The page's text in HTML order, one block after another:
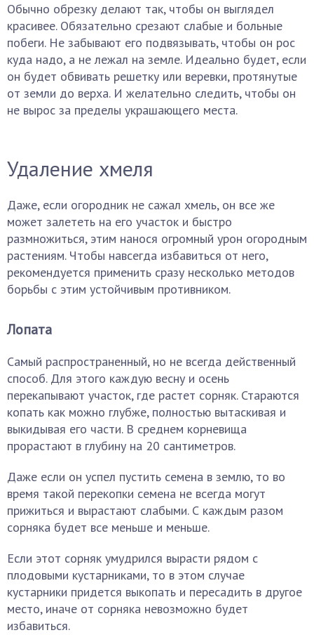
Обычно обрезку делают так, чтобы он выглядел
красивее. Обязательно срезают слабые и больные
побеги. Не забывают его подвязывать, чтобы он рос
куда надо, а не лежал на земле. Идеально будет, если
он будет обвивать решетку или веревки, протянутые
от земли до верха. И желательно следить, чтобы он
не вырос за пределы украшающего места.
Удаление хмеля
Даже, если огородник не сажал хмель, он все же
может залететь на его участок и быстро
размножиться, этим нанося огромный урон огородным
растениям. Чтобы навсегда избавиться от него,
рекомендуется применить сразу несколько методов
борьбы с этим устойчивым противником.
Лопата
Самый распространенный, но не всегда действенный
способ. Для этого каждую весну и осень
перекапывают участок, где растет сорняк. Стараются
копать как можно глубже, полностью вытаскивая и
выкидывая его части. В среднем корневища
прорастают в глубину на 20 сантиметров.
Даже если он успел пустить семена в землю, то во
время такой перекопки семена не всегда могут
прижиться и вырастают слабыми. С каждым разом
сорняка будет все меньше и меньше.
Если этот сорняк умудрился вырасти рядом с
плодовыми кустарниками, то в этом случае
кустарники придется выкопать и пересадить в другое
место, иначе от сорняка невозможно будет
избавиться.